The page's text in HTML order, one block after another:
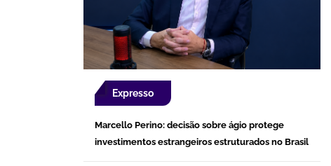
Expresso
Marcello Perino: decisão sobre ágio protege
investimentos estrangeiros estruturados no Brasil